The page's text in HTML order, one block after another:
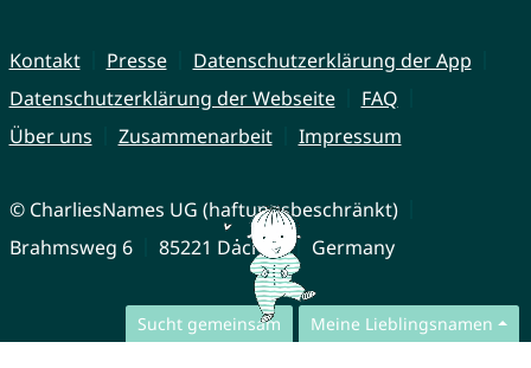
Sucht gemeinsam Meine Lieblingsnamen
Kontakt Presse
Datenschutzerklärung der App
Datenschutzerklärung der Webseite
FAQ
Über uns
Zusammenarbeit Impressum
© CharliesNames UG (haftungsbeschränkt)
Brahmsweg 6
85221 Dachau Germany